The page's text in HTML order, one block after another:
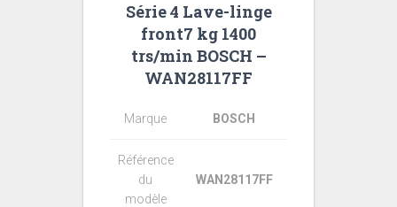
Série 4 Lave-linge
front7 kg 1400
trs/min BOSCH –
WAN28117FF
Marque BOSCH
Référence
du
modèle
WAN28117FF